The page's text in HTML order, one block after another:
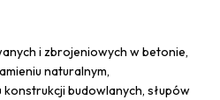
i zbrojeniowych w betonie,
naturalnym,
budowlanych, słupów